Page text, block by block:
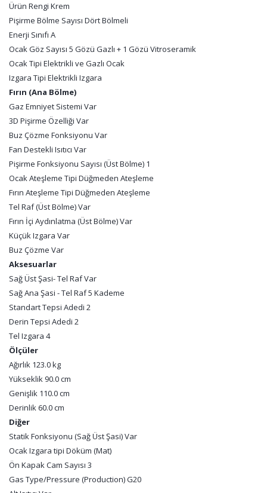
Ürün Rengi Krem
Pişirme Bölme Sayısı Dört Bölmeli
Enerji Sınıfı A
Ocak Göz Sayısı 5 Gözü Gazlı + 1 Gözü Vitroseramik
Ocak Tipi Elektrikli ve Gazlı Ocak
Izgara Tipi Elektrikli Izgara
Fırın (Ana Bölme)
Gaz Emniyet Sistemi Var
3D Pişirme Özelliği Var
Buz Çözme Fonksiyonu Var
Fan Destekli Isıtıcı Var
Pişirme Fonksiyonu Sayısı (Üst Bölme) 1
Ocak Ateşleme Tipi Düğmeden Ateşleme
Fırın Ateşleme Tipi Düğmeden Ateşleme
Tel Raf (Üst Bölme) Var
Fırın İçi Aydınlatma (Üst Bölme) Var
Küçük Izgara Var
Buz Çözme Var
Aksesuarlar
Sağ Üst Şasi- Tel Raf Var
Sağ Ana Şasi - Tel Raf 5 Kademe
Standart Tepsi Adedi 2
Derin Tepsi Adedi 2
Tel Izgara 4
Ölçüler
Ağırlık 123.0 kg
Yükseklik 90.0 cm
Genişlik 110.0 cm
Derinlik 60.0 cm
Diğer
Statik Fonksiyonu (Sağ Üst Şasi) Var
Ocak Izgara tipi Döküm (Mat)
Ön Kapak Cam Sayısı 3
Gas Type/Pressure (Production) G20